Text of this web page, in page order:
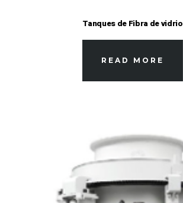
Tanques de Fibra de vidrio
READ MORE